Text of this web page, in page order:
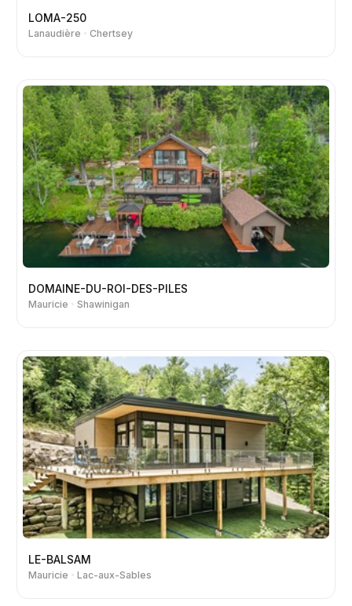
LOMA-250
Lanaudière Chertsey
DOMAINE-DU-ROI-DES-PILES
Mauricie Shawinigan
LE-BALSAM
Mauricie Lac-aux-Sables